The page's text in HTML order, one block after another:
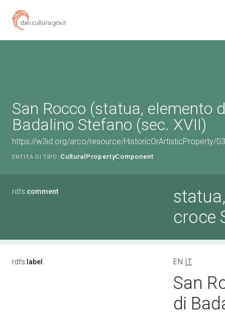
San Rocco (statua, elemento
Badalino Stefano (sec. XVII)
https://w3id.org/arco/resource/HistoricOrArtisticProperty/
ENTITÀ DI TIPO: CulturalPropertyComponent
rdfs:comment
croce
rdfs: label EN IT
San
di